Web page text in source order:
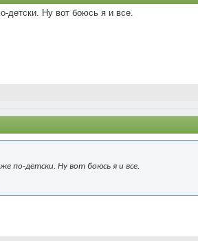
детски. Ну вот боюсь я и все.
по-детски. Ну вот боюсь я и все.